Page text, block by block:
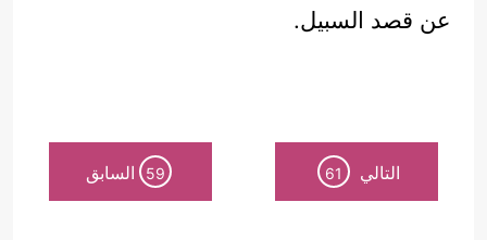
عن قصد السبيل.
التالي 61
59 السابق